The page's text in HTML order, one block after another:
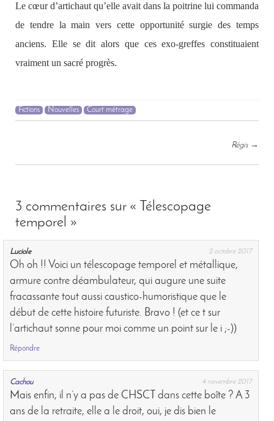
Le cœur d’artichaut qu’elle avait dans la poitrine lui commanda
de tendre la main vers cette opportunité surgie des temps
anciens. Elle se dit alors que ces exo-greffes constituaient
vraiment un sacré progrès.
Fictions Nouvelles Court métrage
Régis →
3 commentaires sur « Télescopage
temporel »
Luciole 2 octobre 2017
Oh oh !! Voici un télescopage temporel et métallique,
armure contre déambulateur, qui augure une suite
fracassante tout aussi caustico-humoristique que le
début de cette histoire futuriste. Bravo ! (et ce t sur
l’artichaut sonne pour moi comme un point sur le i ;-))
Répondre
Cachou 4 novembre 2017
Mais enfin, il n’y a pas de CHSCT dans cette boîte ? A 3
ans de la retraite, elle a le droit, oui, je dis bien le